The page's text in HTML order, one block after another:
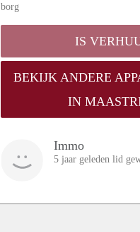
borg
IS
BEKIJK ANDERE
IN
Immo
5 jaar geleden lid